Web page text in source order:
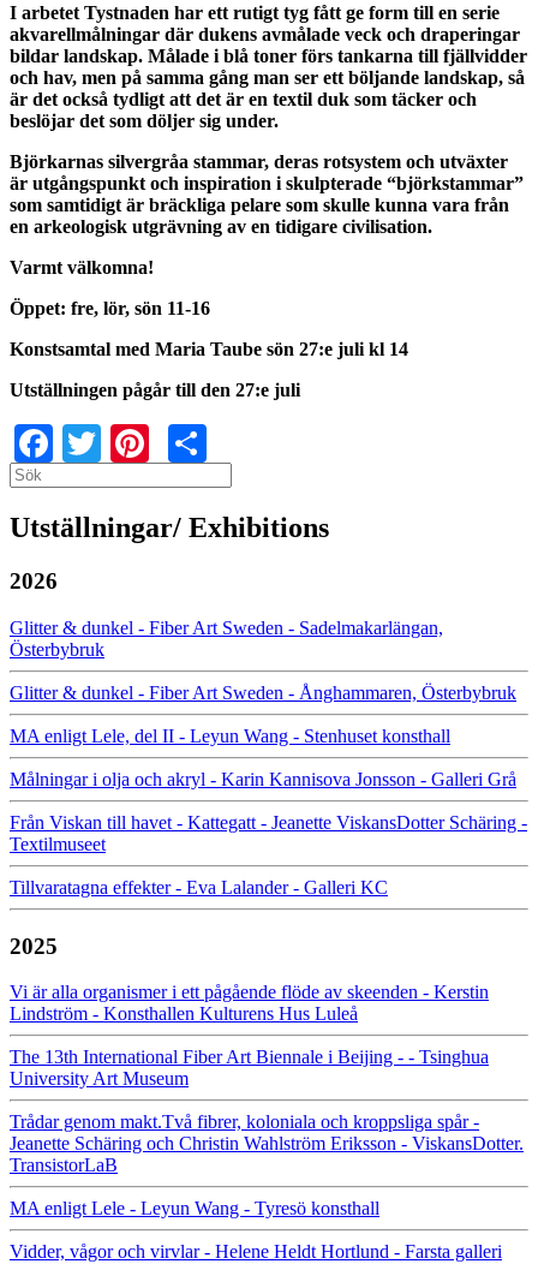
I arbetet Tystnaden har ett rutigt tyg fått ge form till en serie
akvarellmålningar där dukens avmålade veck och draperingar
bildar landskap. Målade i blå toner förs tankarna till fjällvidder
och hav, men på samma gång man ser ett böljande landskap, så
är det också tydligt att det är en textil duk som täcker och
beslöjar det som döljer sig under.
Björkarnas silvergråa stammar, deras rotsystem och utväxter
är utgångspunkt och inspiration i skulpterade “björkstammar”
som samtidigt är bräckliga pelare som skulle kunna vara från
en arkeologisk utgrävning av en tidigare civilisation.
Varmt välkomna!
Öppet: fre, lör, sön 11-16
Konstsamtal med Maria Taube sön 27:e juli kl 14
Utställningen pågår till den 27:e juli
Facebook
TwitterPinterest
Search
Utställningar/ Exhibitions
2026
Glitter & dunkel - Fiber Art Sweden - Sadelmakarlängan,
Österbybruk
Glitter & dunkel - Fiber Art Sweden - Ånghammaren, Österbybruk
MA enligt Lele, del II - Leyun Wang - Stenhuset konsthall
Målningar i olja och akryl - Karin Kannisova Jonsson - Galleri Grå
Från Viskan till havet - Kattegatt - Jeanette ViskansDotter Schäring -
Textilmuseet
Tillvaratagna effekter - Eva Lalander - Galleri KC
2025
Vi är alla organismer i ett pågående flöde av skeenden - Kerstin
Lindström - Konsthallen Kulturens Hus Luleå
The 13th International Fiber Art Biennale i Beijing - - Tsinghua
University Art Museum
Trådar genom makt.Två fibrer, koloniala och kroppsliga spår -
Jeanette Schäring och Christin Wahlström Eriksson - ViskansDotter.
TransistorLaB
MA enligt Lele - Leyun Wang - Tyresö konsthall
Vidder, vågor och virvlar - Helene Heldt Hortlund - Farsta galleri